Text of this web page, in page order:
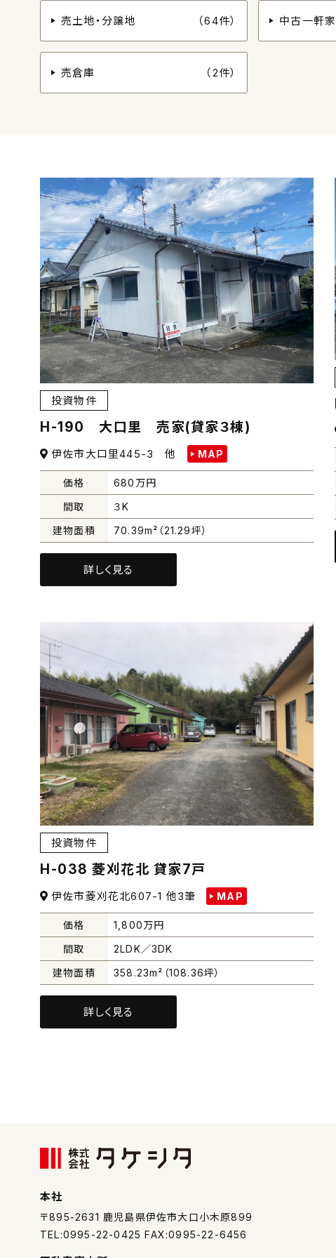
売土地・分譲地 （64件） 中古一軒家
売倉庫 （2件）
投資物件
H-190 大口里 売家(貸家３棟)
伊佐市大口里445-3 他 MAP
価格 680 万円
間取
３K
建物面積
70.39m²（21.29坪）
詳しく見る
投資物件
H-038 菱刈花北 貸家7戸
伊佐市菱刈花北607-1 他3筆 MAP
価格 1,800万円
間取
2LDK／3DK
建物面積
358.23m²（108.36坪）
詳しく見る
本社
〒895-2631 鹿児島県伊佐市大口小木原899
TEL:0995-22-0425 FAX:0995-22-6456